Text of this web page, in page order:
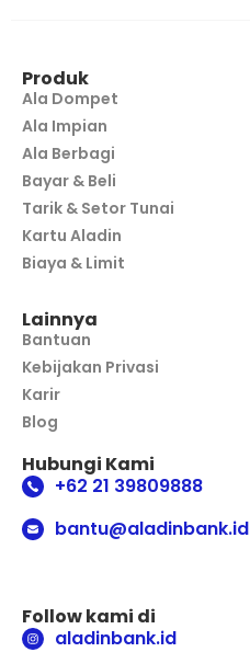
Produk
Ala Dompet
Ala Impian
Ala Berbagi
Bayar & Beli
Tarik & Setor Tunai
Kartu Aladin
Biaya & Limit
Lainnya
Bantuan
Kebijakan Privasi
Karir
Blog
Hubungi Kami
+62 21 39809888
bantu@aladinbank.id
Follow kami di
aladinbank.id